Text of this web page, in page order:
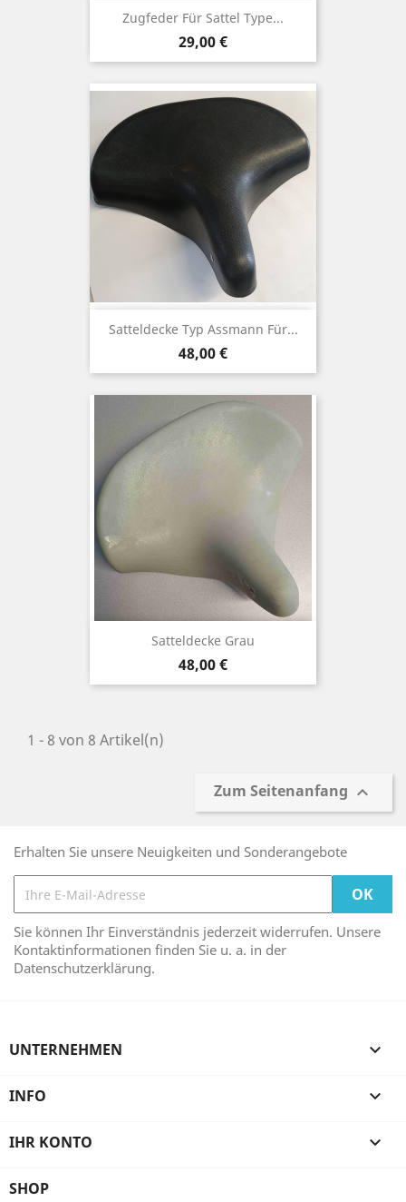
Zugfeder Für Sattel Type...
Preis
29,00 €
Satteldecke Typ Assmann Für...
Preis
48,00 €
Satteldecke Grau
Preis
48,00 €
1 - 8 von 8 Artikel(n)
Zum Seitenanfang 
Erhalten Sie unsere Neuigkeiten und Sonderangebote
Sie können Ihr Einverständnis jederzeit widerrufen. Unsere
Kontaktinformationen finden Sie u. a. in der
Datenschutzerklärung.
UNTERNEHMEN 
INFO 
IHR KONTO 
SHOP